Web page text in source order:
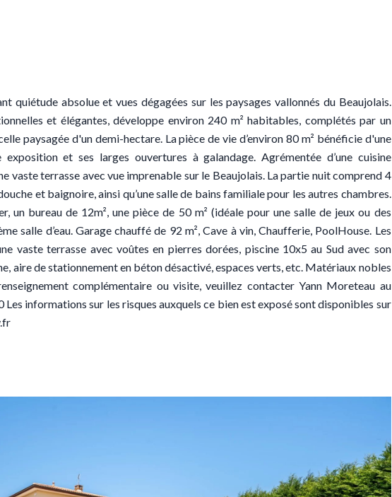
quiétude absolue et vues dégagées sur les paysages vallonnés du Beaujolais.
et élégantes, développe environ 240 m² habitables, complétés par un
paysagée d'un demi-hectare. La pièce de vie d’environ 80 m² bénéficie d'une
et ses larges ouvertures à galandage. Agrémentée d’une cuisine
vaste terrasse avec vue imprenable sur le Beaujolais. La partie nuit comprend 4
et baignoire, ainsi qu’une salle de bains familiale pour les autres chambres.
un bureau de 12m², une pièce de 50 m² (idéale pour une salle de jeux ou des
salle d’eau. Garage chauffé de 92 m², Cave à vin, Chaufferie, PoolHouse. Les
vaste terrasse avec voûtes en pierres dorées, piscine 10x5 au Sud avec son
aire de stationnement en béton désactivé, espaces verts, etc. Matériaux nobles
complémentaire ou visite, veuillez contacter Yann Moreteau au
informations sur les risques auxquels ce bien est exposé sont disponibles sur